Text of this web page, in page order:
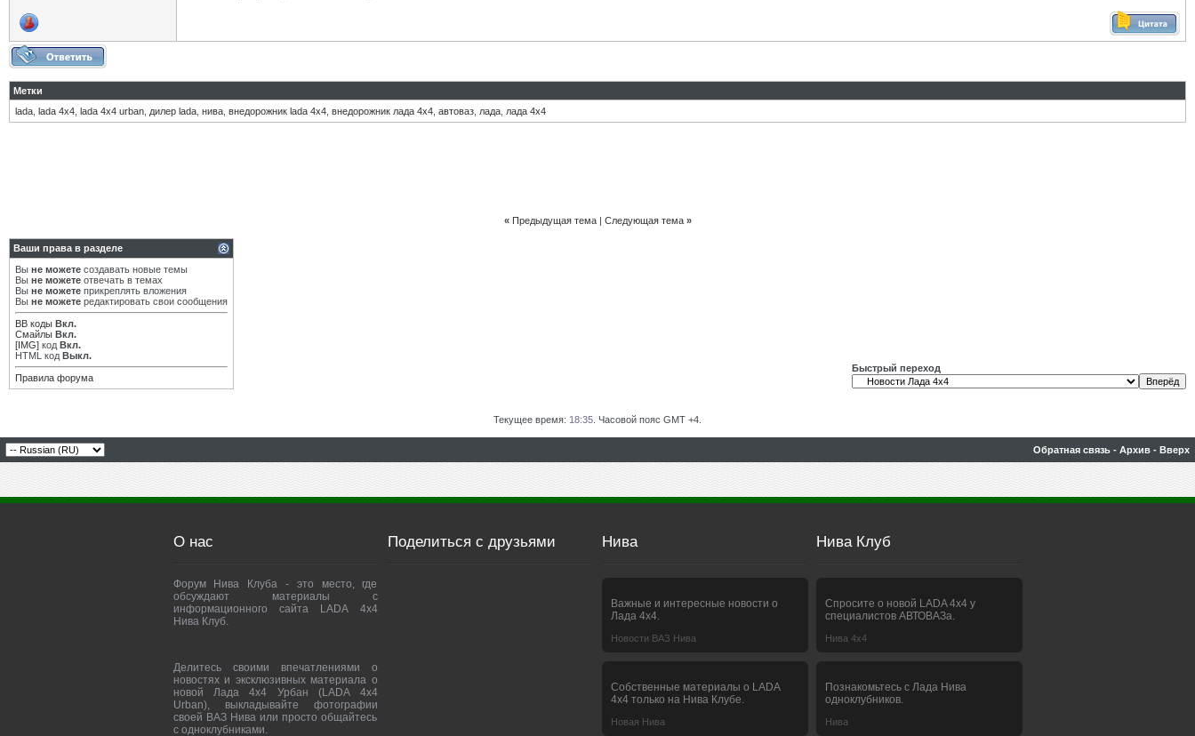
Метки
lada lada 4x4 lada 4x4 urban дилер lada нива внедорожник lada 4x4 внедорожник лада 4х4 автоваз лада лада 4х4
« Предыдущая тема| Следующая тема »
Ваши права в разделе
Вы не можете создавать новые темы
Вы не можете отвечать в темах
Вы не можете прикреплять вложения
Вы не можете редактировать свои сообщения
BB коды Вкл.
Смайлы Вкл.
[IMG] код Вкл.
HTML код Выкл.
Правила форума
Быстрый переход
Текущее время: 18:35 . Часовой пояс GMT +4.
Обратная связь - Архив - Вверх
О нас
Форум Нива Клуба - это место, где
обсуждают материалы с
информационного сайта LADA 4x4
Нива Клуб.
Делитесь своими впечатлениями о
новостях и эксклюзивных материала о
новой Лада 4х4 Урбан (LADA 4x4
Urban), выкладывайте фотографии
своей ВАЗ Нива или просто общайтесь
с одноклубниками.
Поделиться с друзьями Нива
Важные и интересные новости о
Лада 4х4.
Новости ВАЗ Нива
Собственные материалы о LADA
4x4 только на Нива Клубе.
Новая Нива
Нива Клуб
Спросите о новой LADA 4x4 у
специалистов АВТОВАЗа.
Нива 4х4
Познакомьтесь с Лада Нива
одноклубников.
Нива